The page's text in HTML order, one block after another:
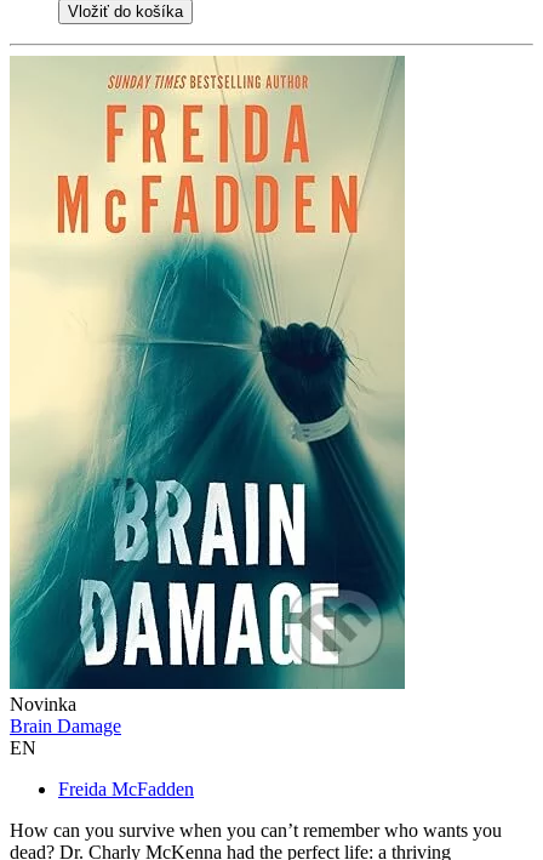
Vložiť do košíka
Novinka
Brain Damage
EN
Freida McFadden
How can you survive when you can’t remember who wants you
dead? Dr. Charly McKenna had the perfect life: a thriving